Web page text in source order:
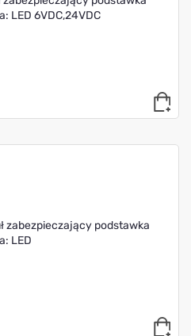
LED 6VDC,24VDC
zabezpieczający podstawka
LED